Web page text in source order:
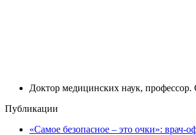
Доктор медицинских наук,
Публикации
«Самое безопасное – это очки»: врач-